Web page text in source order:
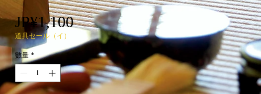
JP¥1,100價
格
道具セール（イ）
數量 *